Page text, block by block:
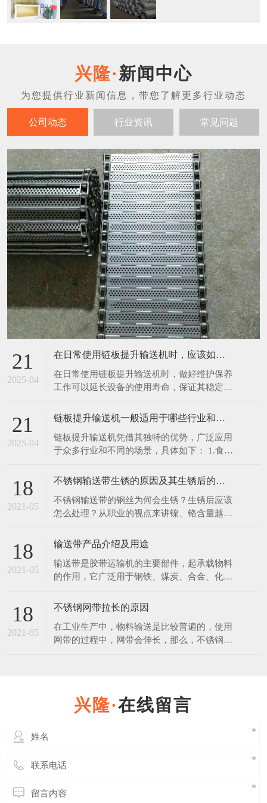
新闻中心
公司动态 行业资讯 常见问题
21
2025-04
在日常使用链板提升输送机时，应该如何进行维护保养呢
在日常使用链板提升输送机时，做好维护保养
工作可以延长设备的使用寿命，保证其稳定、
1.清洁设备：每次使用前后，都应清理输送机
表面及链板上残留的物料、灰尘和杂物。可以
使用干净的抹布擦拭设备表面，对于顽固污
渍，可使用中性清洁剂进行清洗，然后用清水
21
2025-04
链板提升输送机一般适用于哪些行业和场景呢
链板提升输送机凭借其独特的优势，广泛应用
于众多行业和不同的场景，具体如下： 1.食品
干、糖果等烘焙食品的生产，链板提升输送机
装工位，由于其能采用符合食品卫生标准的不
锈钢材质链板，可有效避免食品受到污染。在
18
2021-05
不锈钢输送带生锈的原因及其生锈后的处理办法
不锈钢输送带的钢丝为何会生锈？生锈后应该
怎么处理？从职业的视点来讲镍、铬含量越
的，放在恶劣环境下，也会生锈。 不锈钢是
钢称为不锈钢。不锈钢是在通常碳素钢中增加
一定含量的铬元素锻炼制成的。不锈钢之所以
18
2021-05
输送带产品介绍及用途
输送带是胶带运输机的主要部件，起承载物料
的作用，它广泛用于钢铁、煤炭、合金、化
载体和其运输方式相比具有操作安全、使用方
便、维修容易、运费低廉且可实现连续化，缩
短运输距离等优点。 普通输送带产品说明：
覆盖层：拉伸强度不小于15Mpa，扯断伸长度
18
2021-05
不锈钢网带拉长的原因
在工业生产中，物料输送是比较普遍的，使用
网带的过程中，网带会伸长，那么，不锈钢网
性，而这些伸长后是缩不回来的。 延伸性的
在线留言